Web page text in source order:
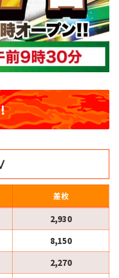
差枚
2,930
8,150
2,270